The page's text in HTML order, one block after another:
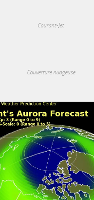
Courant-Jet
Couverture nuageuse